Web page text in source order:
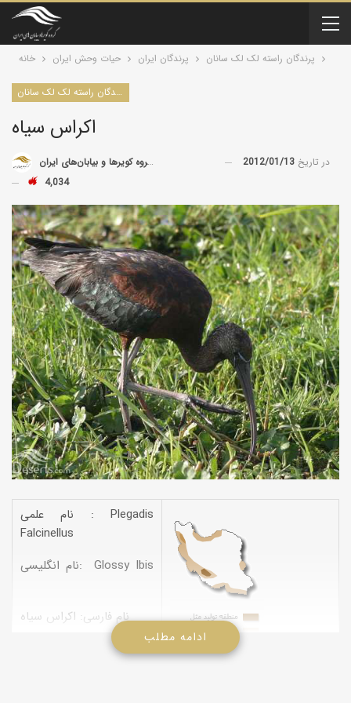
خانه حیات وحش ایران پرندگان ایران پرندگان راسته لک لک سانان
پرندگان راسته لک لک سانان
اکراس سیاه
توسط گروه کویرها و بیابان‌های ایران در تاریخ 2012/01/13
4,034
نام علمی : Plegadis
Falcinellus
نام انگلیسی: Glossy Ibis
نام فارسی: اکراس سیاه
ادامه مطلب